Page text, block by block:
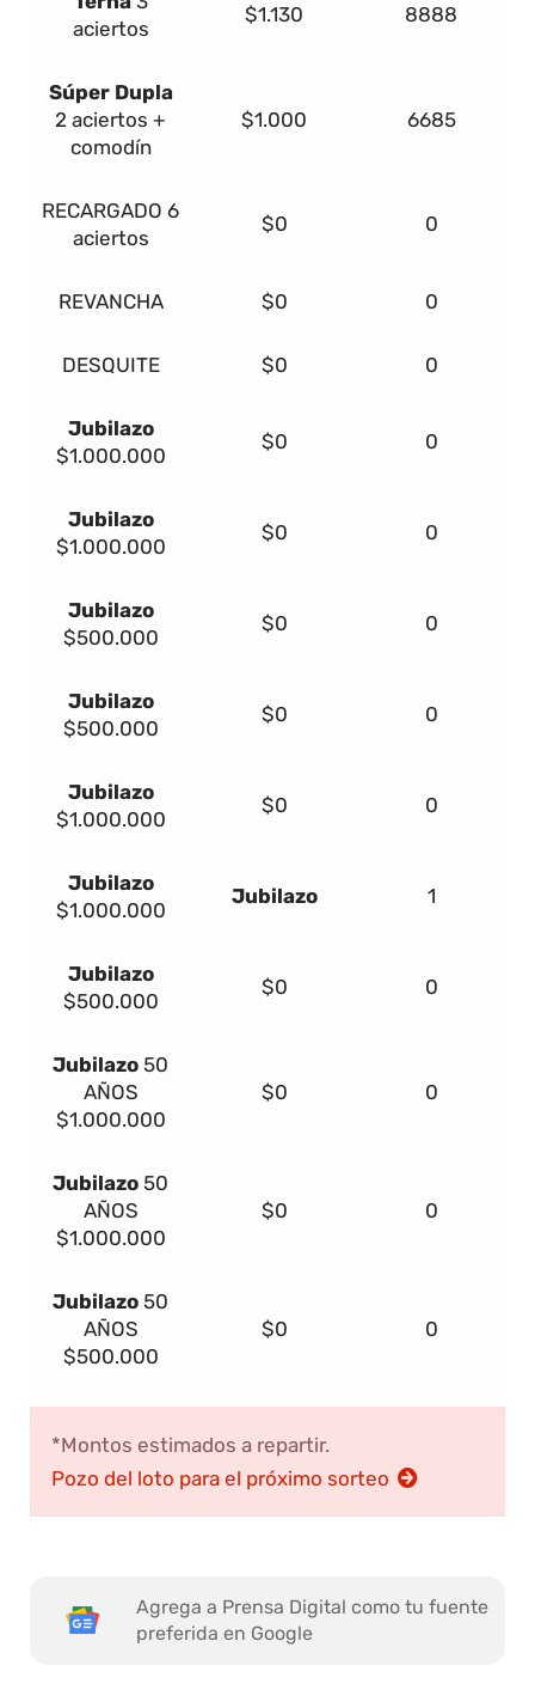
aciertos
$1.130 8888
Súper Dupla
2 aciertos +
comodín
$1.000 6685
RECARGADO 6
aciertos
$0 0
REVANCHA $0 0
DESQUITE $0 0
Jubilazo
$1.000.000
$0 0
Jubilazo
$1.000.000
$0 0
Jubilazo
$500.000
$0 0
Jubilazo
$500.000
$0 0
Jubilazo
$1.000.000
$0 0
Jubilazo
$1.000.000
Jubilazo 1
Jubilazo
$500.000
$0 0
Jubilazo 50
AÑOS
$1.000.000
$0 0
Jubilazo 50
AÑOS
$1.000.000
$0 0
Jubilazo 50
AÑOS
$500.000
$0 0
*Montos estimados a repartir.
Pozo del loto para el próximo sorteo
Agrega a Prensa Digital como tu fuente
preferida en Google